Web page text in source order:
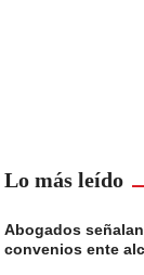
Lo más leído
Abogados
convenios ente